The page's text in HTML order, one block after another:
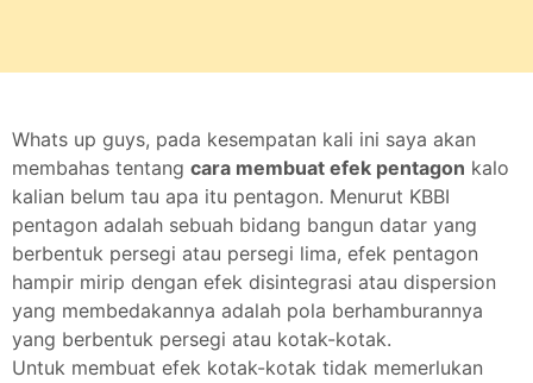
Whats up guys, pada kesempatan kali ini saya akan
membahas tentang cara membuat efek pentagon kalo
kalian belum tau apa itu pentagon. Menurut KBBI
pentagon adalah sebuah bidang bangun datar yang
berbentuk persegi atau persegi lima, efek pentagon
hampir mirip dengan efek disintegrasi atau dispersion
yang membedakannya adalah pola berhamburannya
yang berbentuk persegi atau kotak-kotak.
Untuk membuat efek kotak-kotak tidak memerlukan